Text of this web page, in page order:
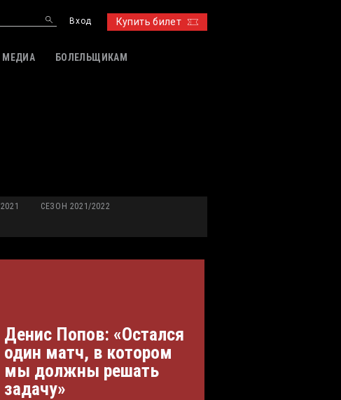
Купить билет
Вход
МЕДИА БОЛЕЛЬЩИКАМ
СЕЗОН 2021/2022
Денис Попов: «Остался
один матч, в котором
мы должны решать
задачу»